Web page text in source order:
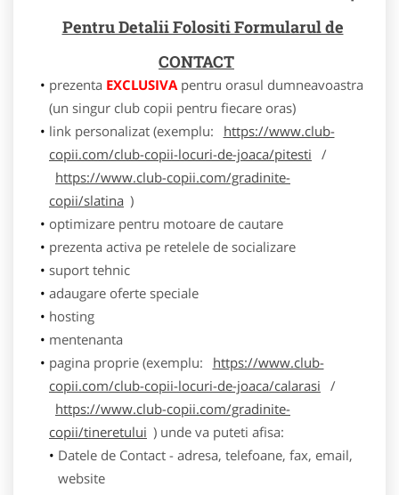
Pentru Detalii Folositi Formularul de
CONTACT
prezenta EXCLUSIVApentru orasul dumneavoastra
(un singur club copii pentru fiecare oras)
link personalizat (exemplu:
https://www.club-
copii.com/club-copii-locuri-de-joaca/pitesti /
https://www.club-copii.com/gradinite-
copii/slatina )
optimizare pentru motoare de cautare
prezenta activa pe retelele de socializare
suport tehnic
adaugare oferte speciale
hosting
mentenanta
pagina proprie (exemplu:
https://www.club-
copii.com/club-copii-locuri-de-joaca/calarasi /
https://www.club-copii.com/gradinite-
copii/tineretului ) unde va puteti afisa:
Datele de Contact - adresa, telefoane, fax, email,
website